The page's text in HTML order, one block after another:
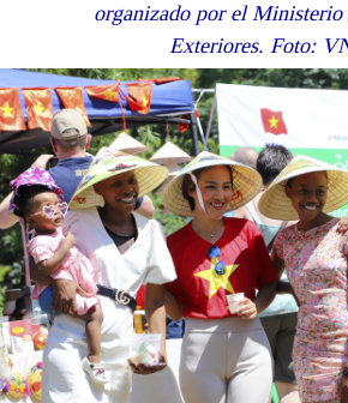
organizado por el Ministerio
Exteriores. Foto: